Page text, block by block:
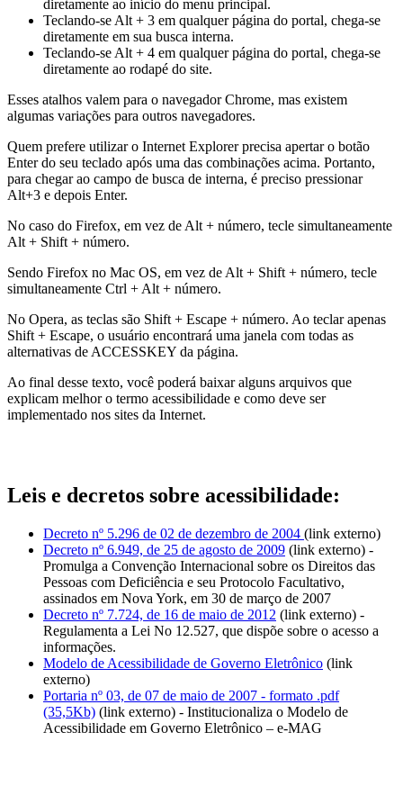
diretamente ao início do menu principal.
Teclando-se Alt + 3 em qualquer página do portal, chega-se
diretamente em sua busca interna.
Teclando-se Alt + 4 em qualquer página do portal, chega-se
diretamente ao rodapé do site.
Esses atalhos valem para o navegador Chrome, mas existem
algumas variações para outros navegadores.
Quem prefere utilizar o Internet Explorer precisa apertar o botão
Enter do seu teclado após uma das combinações acima. Portanto,
para chegar ao campo de busca de interna, é preciso pressionar
Alt+3 e depois Enter.
No caso do Firefox, em vez de Alt + número, tecle simultaneamente
Alt + Shift + número.
Sendo Firefox no Mac OS, em vez de Alt + Shift + número, tecle
simultaneamente Ctrl + Alt + número.
No Opera, as teclas são Shift + Escape + número. Ao teclar apenas
Shift + Escape, o usuário encontrará uma janela com todas as
alternativas de ACCESSKEY da página.
Ao final desse texto, você poderá baixar alguns arquivos que
explicam melhor o termo acessibilidade e como deve ser
implementado nos sites da Internet.
Leis e decretos sobre acessibilidade:
Decreto nº 5.296 de 02 de dezembro de 2004 (link externo)
Decreto nº 6.949, de 25 de agosto de 2009 (link externo) -
Promulga a Convenção Internacional sobre os Direitos das
Pessoas com Deficiência e seu Protocolo Facultativo,
assinados em Nova York, em 30 de março de 2007
Decreto nº 7.724, de 16 de maio de 2012 (link externo) -
Regulamenta a Lei No 12.527, que dispõe sobre o acesso a
informações.
Modelo de Acessibilidade de Governo Eletrônico (link
externo)
Portaria nº 03, de 07 de maio de 2007 - formato .pdf
(35,5Kb) (link externo) - Institucionaliza o Modelo de
Acessibilidade em Governo Eletrônico – e-MAG